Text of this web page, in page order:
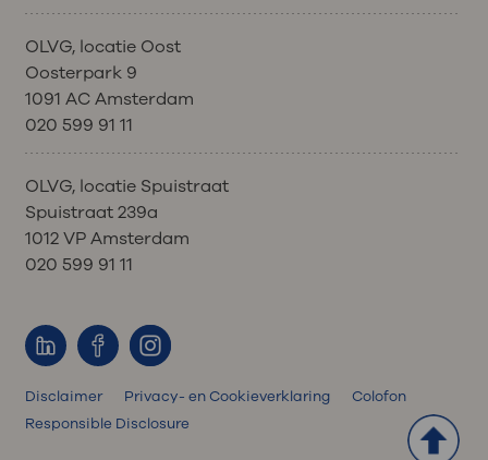
OLVG, locatie Oost
Oosterpark 9
1091 AC Amsterdam
020 599 91 11
OLVG, locatie Spuistraat
Spuistraat 239a
1012 VP Amsterdam
020 599 91 11
Disclaimer Privacy- en Cookieverklaring
Colofon
Responsible Disclosure